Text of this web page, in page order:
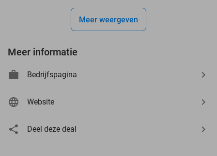
Meer weergeven
Meer informatie
Bedrijfspagina
Website
Deel deze deal